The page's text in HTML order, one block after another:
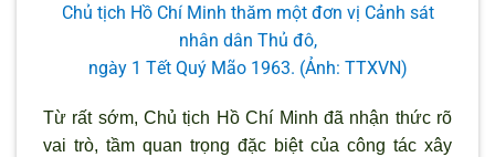
Chủ tịch Hồ Chí Minh thăm một đơn vị Cảnh sát
nhân dân Thủ đô,
ngày 1 Tết Quý Mão 1963. (Ảnh: TTXVN)
Từ rất sớm, Chủ tịch Hồ Chí Minh đã nhận thức rõ
vai trò, tầm quan trọng đặc biệt của công tác xây